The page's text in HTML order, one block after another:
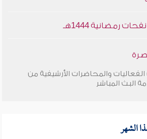
رمضانية 1444هـ
والمحاضرات الأرشيفية من
البث المباشر
الشهر